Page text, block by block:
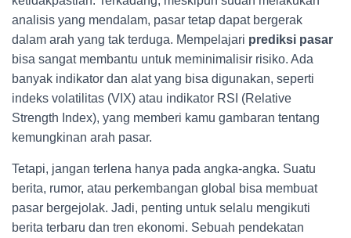
analisis yang mendalam, pasar tetap dapat bergerak
dalam arah yang tak terduga. Mempelajari prediksi pasar
bisa sangat membantu untuk meminimalisir risiko. Ada
banyak indikator dan alat yang bisa digunakan, seperti
indeks volatilitas (VIX) atau indikator RSI (Relative
Strength Index), yang memberi kamu gambaran tentang
kemungkinan arah pasar.
Tetapi, jangan terlena hanya pada angka-angka. Suatu
berita, rumor, atau perkembangan global bisa membuat
pasar bergejolak. Jadi, penting untuk selalu mengikuti
berita terbaru dan tren ekonomi. Sebuah pendekatan